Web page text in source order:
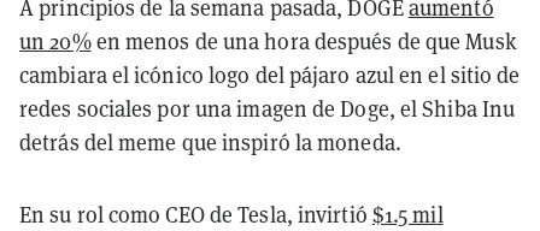
A principios de la semana pasada, DOGEaumentó
un 20%en menos de una hora después de que Musk
cambiara el icónico logo del pájaro azul en el sitio de
redes sociales por una imagen de Doge, el Shiba Inu
detrás del meme que inspiró la moneda.
En su rol como CEO de Tesla, invirtió $1.5 mil